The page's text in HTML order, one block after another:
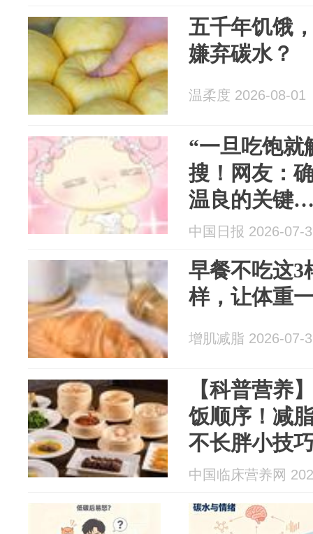
五千年饥饿
嫌弃碳水？
温柔度 2026-08-01
“一旦吃饱就
搜！网友：
温良的关
中国日报 2026-07-
早餐不吃这3
样，让体重
增肌减脂 2026-07-
【科普营养
饭顺序！减
不长胖小技
中国临床营养网